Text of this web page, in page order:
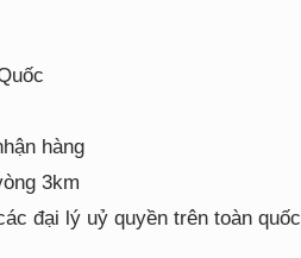
hàng
3km
đại lý uỷ quyền trên toàn quốc